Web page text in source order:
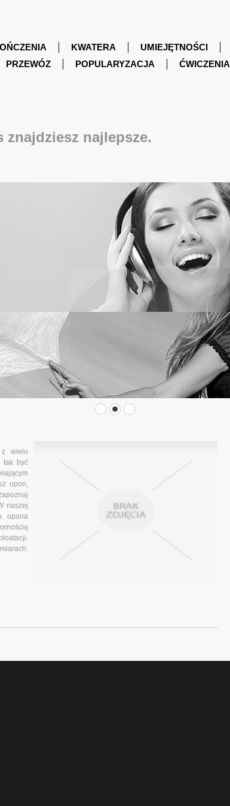
KWATERA UMIEJĘTNOŚCI
PRZEWÓZ POPULARYZACJA ĆWICZENIA
znajdziesz najlepsze.
z wielu
tak być
opon,
naszej
opona